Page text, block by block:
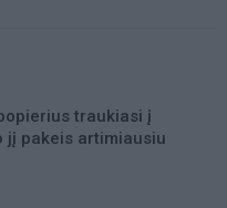
traukiasi į
jį pakeis artimiausiu